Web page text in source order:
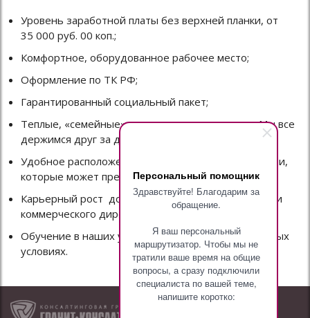
Персональный помощник
Здравствуйте! Благодарим за
обращение.
Я ваш персональный
маршрутизатор. Чтобы мы не
тратили ваше время на общие
вопросы, а сразу подключили
специалиста по вашей теме,
напишите коротко:
Уровень заработной платы без верхней планки, от
35 000 руб. 00 коп.;
Комфортное, оборудованное рабочее место;
Оформление по ТК РФ;
Гарантированный социальный пакет;
Теплые, «семейные» отношения в коллективе. Мы все
держимся друг за друга;
Удобное расположение офиса, со всеми удобствами,
которые может предложить центр Москвы;
Карьерный рост до начальника отдела продаж или
коммерческого директора;
Обучение в наших учебных центрах на специальных
условиях.